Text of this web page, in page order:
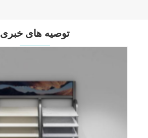
توصیه های خبری